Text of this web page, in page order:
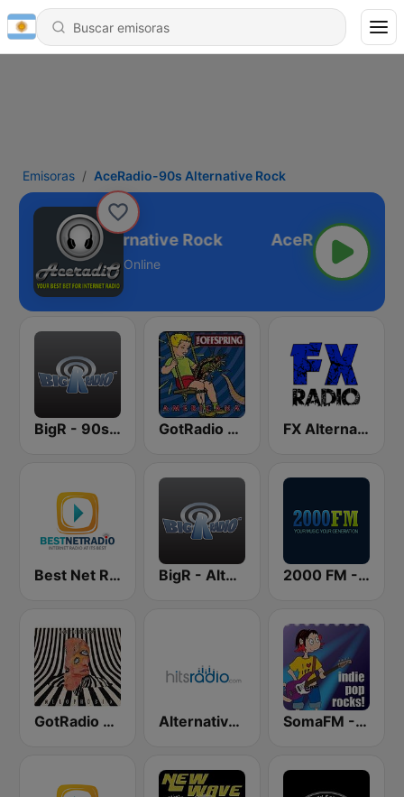
Emisoras AceRadio-90s Alternative Rock
90s Alternative Rock
Online
BigR - 90s Alternative Rock GotRadio - 90's Alternative FX Alternative Radio
Best Net Radio - Alternative Rock BigR - Alternative Rock 2000 FM - Alternative Rock
GotRadio - Alternative Alternative - Hits Radio SomaFM - Indie Pop Rocks!